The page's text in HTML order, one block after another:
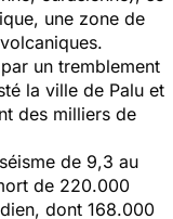
une zone de
un tremblement
la ville de Palu et
des milliers de
de 9,3 au
de 220.000
dont 168.000